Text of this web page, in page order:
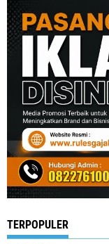
TERPOPULER